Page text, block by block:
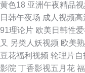
黄色18 亚洲午夜精品
日韩午夜场 成人视频
91理论片 欧美日韩性爱
叉 另类人妖视频 欧美
豆花福利视频 轮理片自
影院 丁香影视五月花